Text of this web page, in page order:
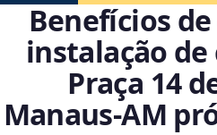
Benefícios
instalação
Praça 14
Manaus‑AM